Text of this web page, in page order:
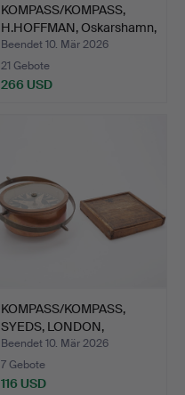
KOMPASS/KOMPASS,
H.HOFFMAN, Oskarshamn,
Me…
Beendet 10. Mär 2026
21 Gebote
266 USD
KOMPASS/KOMPASS,
SYEDS, LONDON,
GROSSBRITA…
Beendet 10. Mär 2026
7 Gebote
116 USD